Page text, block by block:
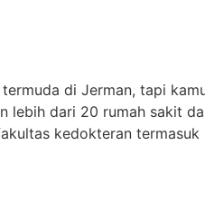
di Jerman, tapi
dari 20 rumah sakit
kedokteran